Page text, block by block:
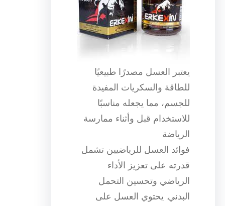
يعتبر العسل مصدرًا طبيعيًا
للطاقة والسكريات المفيدة
للجسم، مما يجعله مناسبًا
للاستخدام قبل وأثناء ممارسة
الرياضة
فوائد العسل للرياضيين تشمل
قدرته على تعزيز الأداء
الرياضي وتحسين التحمل
البدني. يحتوي العسل على